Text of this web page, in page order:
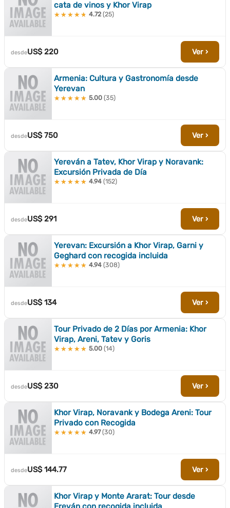
cata de vinos y Khor Virap
★★★★★
★★★★★ 4.72 (25)
desdeUS$ 220 Ver ›
Armenia: Cultura y Gastronomía desde
Yerevan
★★★★★
★★★★★ 5.00 (35)
desdeUS$ 750 Ver ›
Yereván a Tatev, Khor Virap y Noravank:
Excursión Privada de Día
★★★★★
★★★★★ 4.94 (152)
desdeUS$ 291 Ver ›
Yerevan: Excursión a Khor Virap, Garni y
Geghard con recogida incluida
★★★★★
★★★★★ 4.94 (308)
desdeUS$ 134 Ver ›
Tour Privado de 2 Días por Armenia: Khor
Virap, Areni, Tatev y Goris
★★★★★
★★★★★ 5.00 (14)
desdeUS$ 230 Ver ›
Khor Virap, Noravank y Bodega Areni: Tour
Privado con Recogida
★★★★★
★★★★★ 4.97(30)
desdeUS$ 144.77 Ver ›
Khor Virap y Monte Ararat: Tour desde